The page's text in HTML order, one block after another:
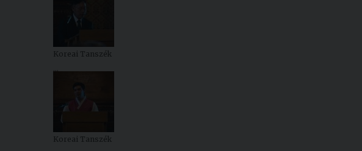
Koreai Tanszék
Koreai Tanszék